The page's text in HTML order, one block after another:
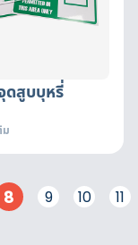
ดสูบบุหรี่
ม
8 9 10 11